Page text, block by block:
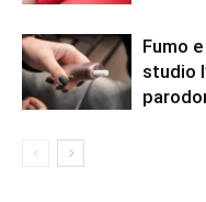
Fumo
studio